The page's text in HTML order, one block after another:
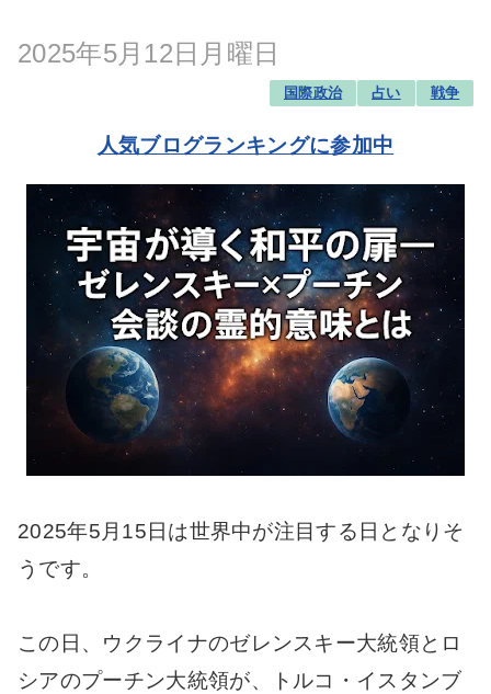
2025年5月12日月曜日
国際政治 占い 戦争
人気ブログランキングに参加中
2025年5月15日は世界中が注目する日となりそ
うです。
この日、ウクライナのゼレンスキー大統領とロ
シアのプーチン大統領が、トルコ・イスタンブ